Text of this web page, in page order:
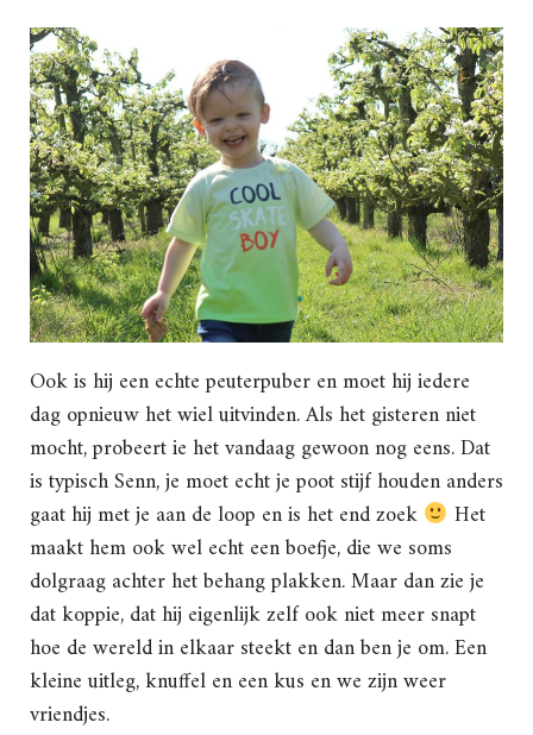
Ook is hij een echte peuterpuber en moet hij iedere
dag opnieuw het wiel uitvinden. Als het gisteren niet
mocht, probeert ie het vandaag gewoon nog eens. Dat
is typisch Senn, je moet echt je poot stijf houden anders
gaat hij met je aan de loop en is het end zoek
Het
maakt hem ook wel echt een boefje, die we soms
dolgraag achter het behang plakken. Maar dan zie je
dat koppie, dat hij eigenlijk zelf ook niet meer snapt
hoe de wereld in elkaar steekt en dan ben je om. Een
kleine uitleg, knuffel en een kus en we zijn weer
vriendjes.